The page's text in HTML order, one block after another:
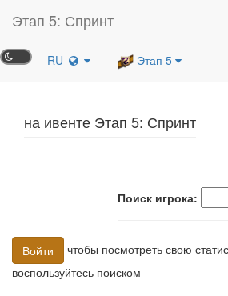
Этап 5: Спринт
RU Этап 5
на ивенте Этап 5: Спринт
Поиск игрока:
Войти
чтобы посмотреть свою
воспользуйтесь поиском